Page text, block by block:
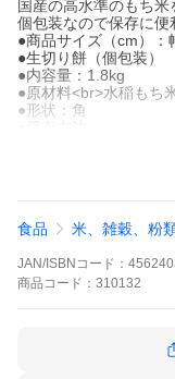
国産の高水準のもち米
個包装なので保存に便
●商品サイズ（cm）
●生切り餅（個包装）
●内容量：1.8kg
●原材料<br>水稲もち
●形状：角
・必ず加熱してお召
○メーカー（製造）：
（検索用：おもち お
本
食品 米、雑穀、粉
JAN/ISBNコード：
商品 コード： 310132